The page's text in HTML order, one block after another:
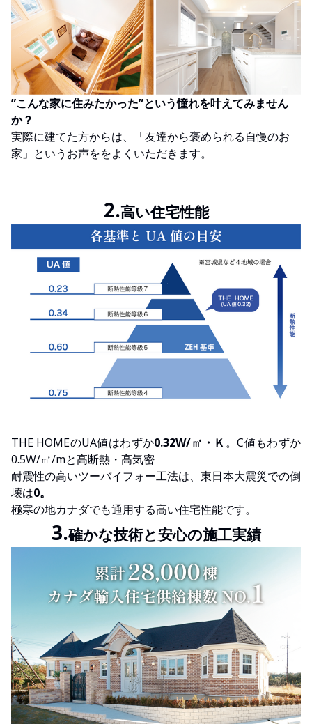
”こんな家に住みたかった”という憧れを叶えてみません
か？
実際に建てた方からは、「友達から褒められる自慢のお
家」というお声ををよくいただきます。
2.高い住宅性能
THE HOMEのUA値はわずか0.32W/㎡・Ｋ 。C値もわずか
0.5W/㎡/mと高断熱・高気密
耐震性の高いツーバイフォー工法は、東日本大震災での倒
壊は0。
極寒の地カナダでも通用する高い住宅性能です。
3.確かな技術と安心の施工実績